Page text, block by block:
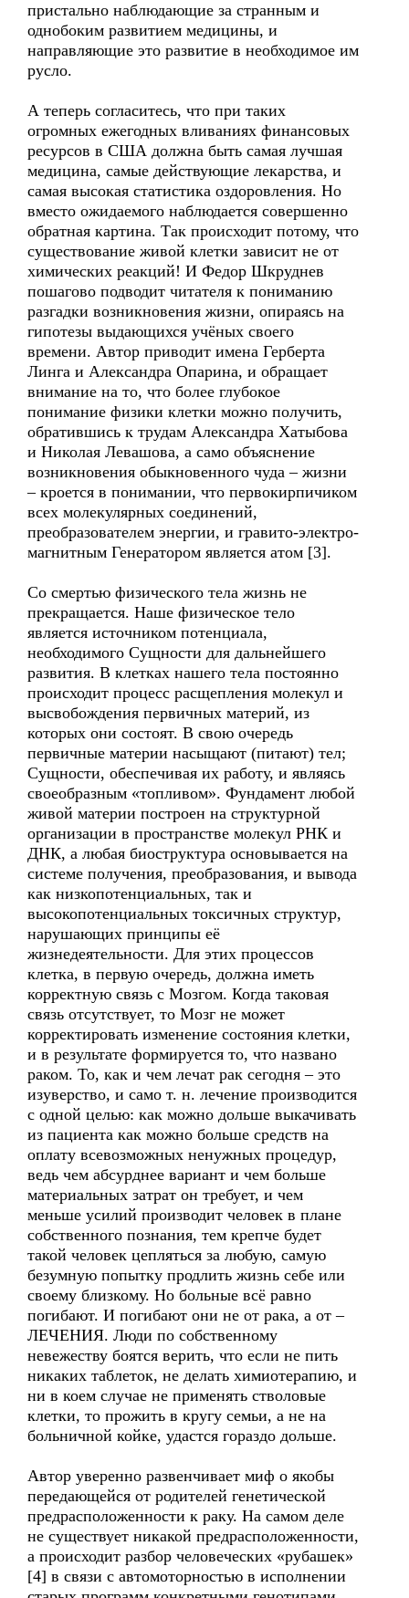
пристально наблюдающие за странным и
однобоким развитием медицины, и
направляющие это развитие в необходимое им
русло.
А теперь согласитесь, что при таких
огромных ежегодных вливаниях финансовых
ресурсов в США должна быть самая лучшая
медицина, самые действующие лекарства, и
самая высокая статистика оздоровления. Но
вместо ожидаемого наблюдается совершенно
обратная картина. Так происходит потому, что
существование живой клетки зависит не от
химических реакций! И Федор Шкруднев
пошагово подводит читателя к пониманию
разгадки возникновения жизни, опираясь на
гипотезы выдающихся учёных своего
времени. Автор приводит имена Герберта
Линга и Александра Опарина, и обращает
внимание на то, что более глубокое
понимание физики клетки можно получить,
обратившись к трудам Александра Хатыбова
и Николая Левашова, а само объяснение
возникновения обыкновенного чуда – жизни
– кроется в понимании, что первокирпичиком
всех молекулярных соединений,
преобразователем энергии, и гравито-электро-
магнитным Генератором является атом [3].
Со смертью физического тела жизнь не
прекращается. Наше физическое тело
является источником потенциала,
необходимого Сущности для дальнейшего
развития. В клетках нашего тела постоянно
происходит процесс расщепления молекул и
высвобождения первичных материй, из
которых они состоят. В свою очередь
первичные материи насыщают (питают) тел;
Сущности, обеспечивая их работу, и являясь
своеобразным «топливом». Фундамент любой
живой материи построен на структурной
организации в пространстве молекул РНК и
ДНК, а любая биоструктура основывается на
системе получения, преобразования, и вывода
как низкопотенциальных, так и
высокопотенциальных токсичных структур,
нарушающих принципы её
жизнедеятельности. Для этих процессов
клетка, в первую очередь, должна иметь
корректную связь с Мозгом. Когда таковая
связь отсутствует, то Мозг не может
корректировать изменение состояния клетки,
и в результате формируется то, что названо
раком. То, как и чем лечат рак сегодня – это
изуверство, и само т. н. лечение производится
с одной целью: как можно дольше выкачивать
из пациента как можно больше средств на
оплату всевозможных ненужных процедур,
ведь чем абсурднее вариант и чем больше
материальных затрат он требует, и чем
меньше усилий производит человек в плане
собственного познания, тем крепче будет
такой человек цепляться за любую, самую
безумную попытку продлить жизнь себе или
своему близкому. Но больные всё равно
погибают. И погибают они не от рака, а от –
ЛЕЧЕНИЯ. Люди по собственному
невежеству боятся верить, что если не пить
никаких таблеток, не делать химиотерапию, и
ни в коем случае не применять стволовые
клетки, то прожить в кругу семьи, а не на
больничной койке, удастся гораздо дольше.
Автор уверенно развенчивает миф о якобы
передающейся от родителей генетической
предрасположенности к раку. На самом деле
не существует никакой предрасположенности,
а происходит разбор человеческих «рубашек»
[4] в связи с автомоторностью в исполнении